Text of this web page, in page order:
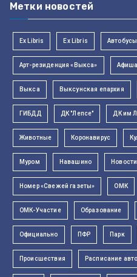
Метки новостей
Ex Libris Ex Libris Автобусы
Арт-резиденция «Выкса» Афиша
Выкса Выксунская епархия
ГИБДД ДК "Лепсе" ДК им
Животные Коронавирус
Муром Навашино
Номер «Свежей газеты» ОМК
ОМК-Участие Образование
Официально ПФР Парк
Происшествия Расписание